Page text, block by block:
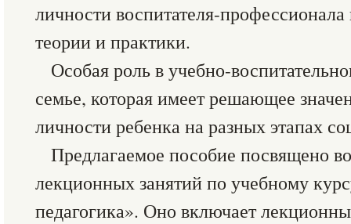
личности воспитателя-
теории и практики.
Особая роль в учебно-
семье, которая имеет решающее
личности ребенка на разных этапах
Предлагаемое пособие посвящено
лекционных занятий по учебному
педагогика». Оно включает